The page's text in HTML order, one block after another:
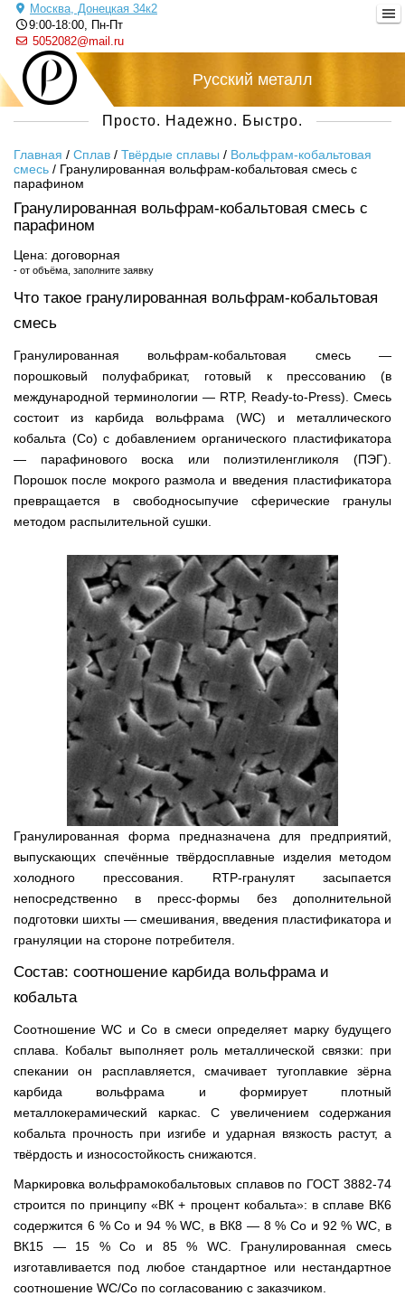
Москва, Донецкая 34к2
9:00-18:00, Пн-Пт
5052082@mail.ru
Русский металл
Просто. Надежно. Быстро.
Главная / Сплав / Твёрдые сплавы / Вольфрам-кобальтовая
смесь / Гранулированная вольфрам-кобальтовая смесь с
парафином
Гранулированная вольфрам-кобальтовая смесь с
парафином
Цена: договорная
- от объёма, заполните заявку
Что такое гранулированная вольфрам-кобальтовая
смесь
Гранулированная вольфрам-кобальтовая смесь —
порошковый полуфабрикат, готовый к прессованию (в
международной терминологии — RTP, Ready-to-Press). Смесь
состоит из карбида вольфрама (WC) и металлического
кобальта (Co) с добавлением органического пластификатора
— парафинового воска или полиэтиленгликоля (ПЭГ).
Порошок после мокрого размола и введения пластификатора
превращается в свободносыпучие сферические гранулы
методом распылительной сушки.
Гранулированная форма предназначена для предприятий,
выпускающих спечённые твёрдосплавные изделия методом
холодного прессования. RTP-гранулят засыпается
непосредственно в пресс-формы без дополнительной
подготовки шихты — смешивания, введения пластификатора и
грануляции на стороне потребителя.
Состав: соотношение карбида вольфрама и
кобальта
Соотношение WC и Co в смеси определяет марку будущего
сплава. Кобальт выполняет роль металлической связки: при
спекании он расплавляется, смачивает тугоплавкие зёрна
карбида вольфрама и формирует плотный
металлокерамический каркас. С увеличением содержания
кобальта прочность при изгибе и ударная вязкость растут, а
твёрдость и износостойкость снижаются.
Маркировка вольфрамокобальтовых сплавов по ГОСТ 3882-74
строится по принципу «ВК + процент кобальта»: в сплаве ВК6
содержится 6 % Co и 94 % WC, в ВК8 — 8 % Co и 92 % WC, в
ВК15 — 15 % Co и 85 % WC. Гранулированная смесь
изготавливается под любое стандартное или нестандартное
соотношение WC/Co по согласованию с заказчиком.